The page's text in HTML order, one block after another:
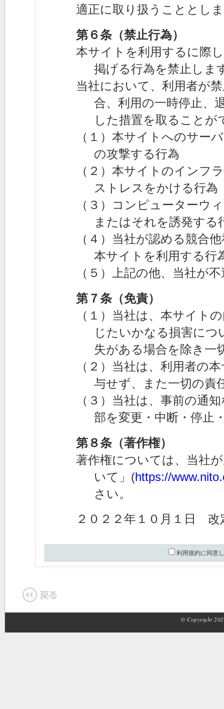
適正に取り扱うこととし
第６条（禁止行為）
本サイトを利用するに際
掲げる行為を禁止しま
当社において、利用者が
合、利用の一時停止、
した措置を取ることが
（１）本サイトへのサー
の攻撃する行為
（２）本サイトのインフ
ストレスをかける行為
（３）コンピューターウ
またはそれを誘発する
（４）当社が認める競合
本サイトを利用する行
（５）上記の他、当社が
第７条（免責）
（１）当社は、本サイト
じたいかなる損害につ
失がある場合を除き一
（２）当社は、利用者の
与せず、また一切の責
（３）当社は、事前の通
部を変更・中断・停止
第８条（著作権）
著作権については、当社
いて」(https://
さい。
２０２２年１０月１日 改
利用規約に同意
© Copyright